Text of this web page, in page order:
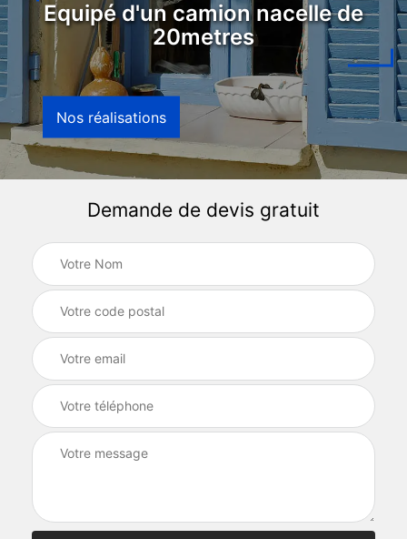
Equipé d'un camion nacelle de
20metres
Nos réalisations
Demande de devis gratuit